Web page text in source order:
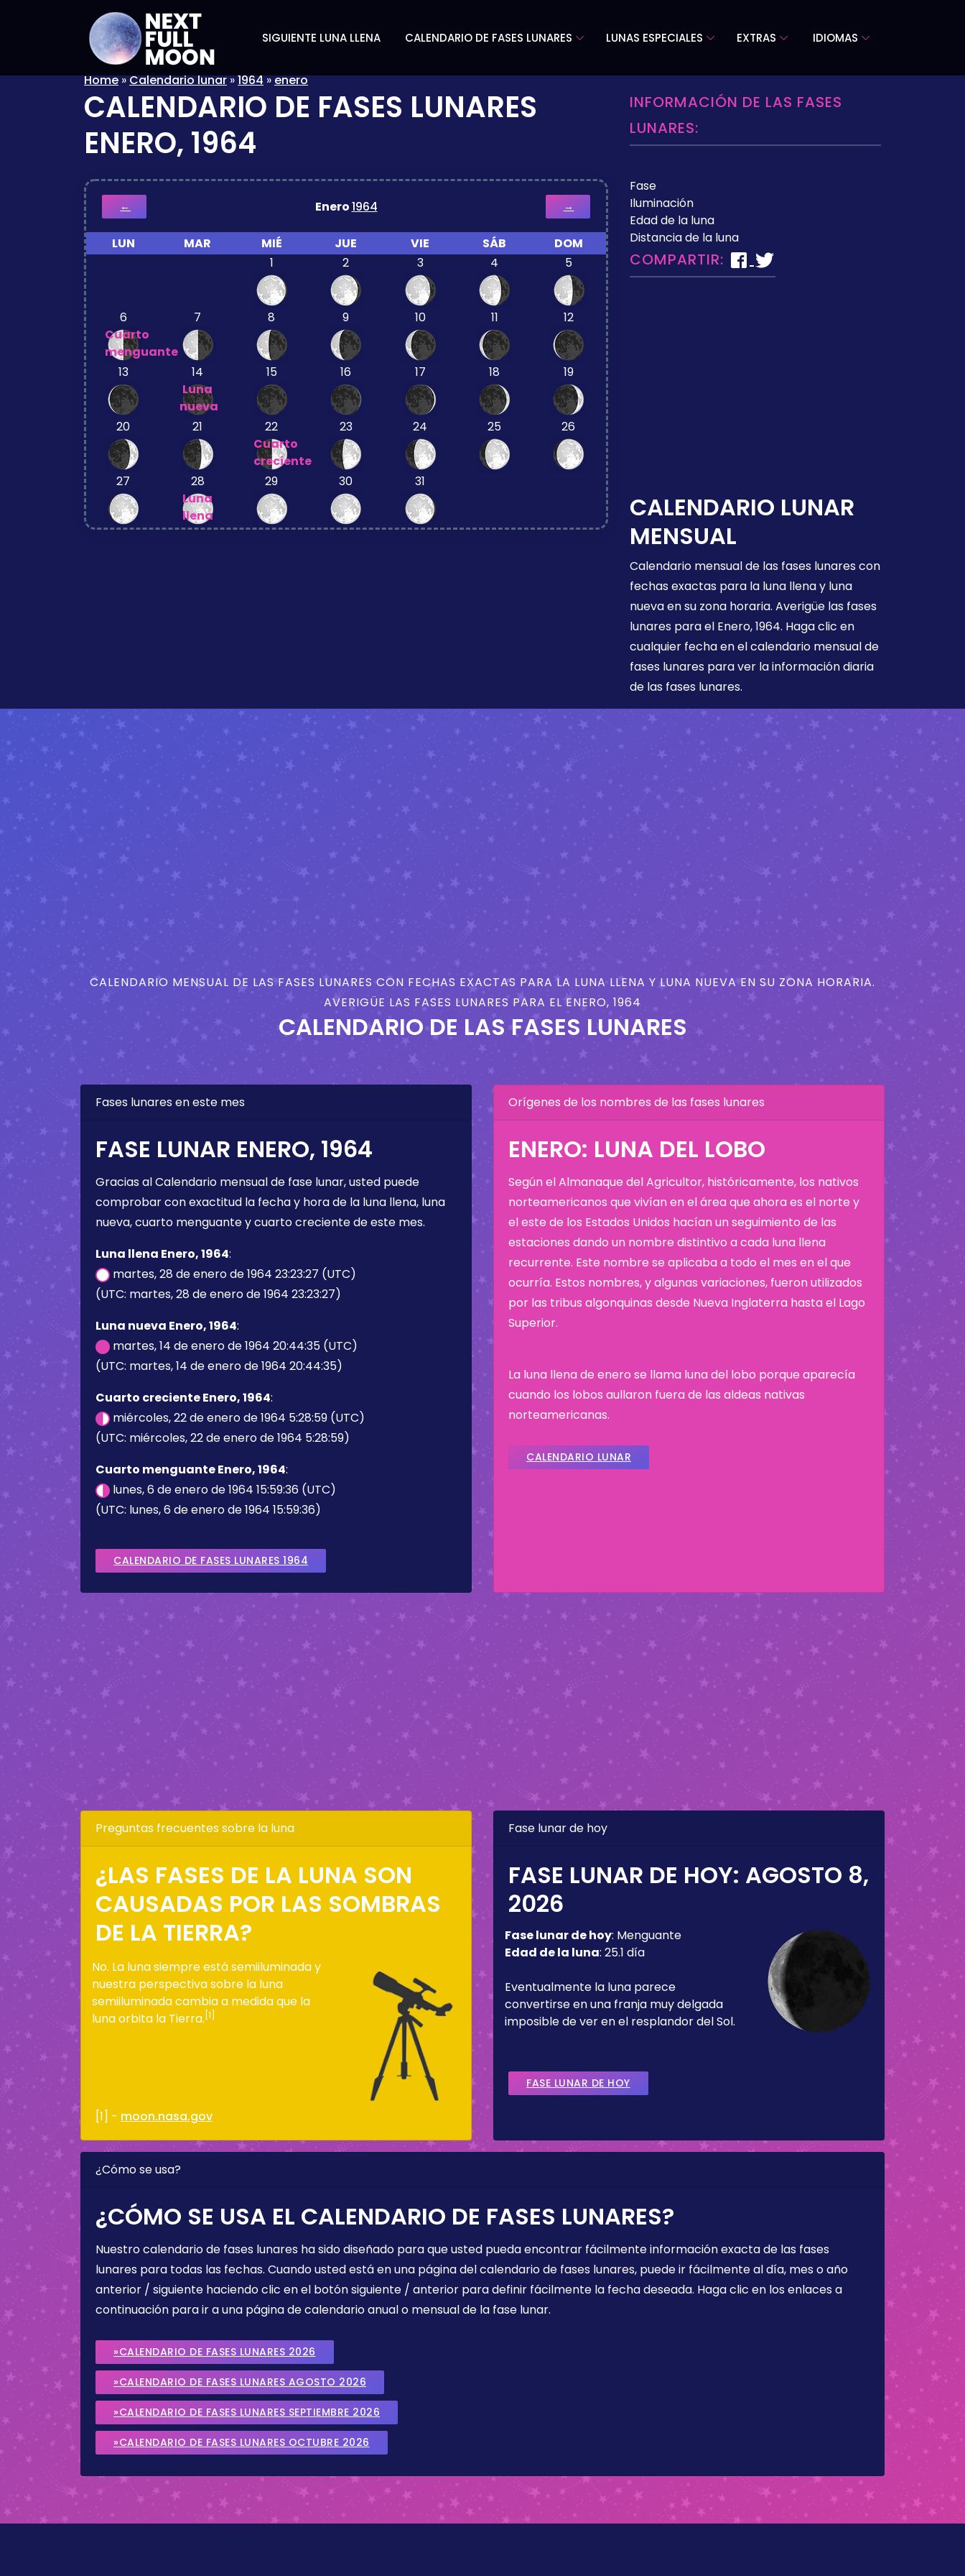
SIGUIENTE LUNA LLENA CALENDARIO DE FASES LUNARES LUNAS ESPECIALES EXTRAS IDIOMAS
Home»Calendario lunar»1964»enero
CALENDARIO DE FASES LUNARES
ENERO, 1964
← Enero1964 →
LUN MAR MIÉ JUE VIE SÁB
DOM
1
2 3 4 5
6
Cuarto
menguante
7 8 9 10 11 12
13
14
Luna
nueva
15 16 17 18 19
20 21
22
Cuarto
creciente
23 24 25 26
27
28
Luna
llena
29 30 31
INFORMACIÓN DE LAS FASES
LUNARES:
Fase
Iluminación
Edad de la luna
Distancia de la luna
COMPARTIR:
CALENDARIO LUNAR
MENSUAL
Calendario mensual de las fases lunares con
fechas exactas para la luna llena y luna
nueva en su zona horaria. Averigüe las fases
lunares para el Enero, 1964. Haga clic en
cualquier fecha en el calendario mensual de
fases lunares para ver la información diaria
de las fases lunares.
CALENDARIO MENSUAL DE LAS FASES LUNARES CON FECHAS EXACTAS PARA LA LUNA LLENA Y LUNA NUEVA EN SU ZONA HORARIA.
AVERIGÜE LAS FASES LUNARES PARA EL ENERO, 1964
CALENDARIO DE LAS FASES LUNARES
Fases lunares en este mes
FASE LUNAR ENERO, 1964
Gracias al Calendario mensual de fase lunar, usted puede
comprobar con exactitud la fecha y hora de la luna llena, luna
nueva, cuarto menguante y cuarto creciente de este mes.
Luna llena Enero, 1964:
martes, 28 de enero de 1964 23:23:27 (UTC)
(UTC: martes, 28 de enero de 1964 23:23:27)
Luna nueva Enero, 1964:
martes, 14 de enero de 1964 20:44:35 (UTC)
(UTC: martes, 14 de enero de 1964 20:44:35)
Cuarto creciente Enero, 1964:
miércoles, 22 de enero de 1964 5:28:59 (UTC)
(UTC: miércoles, 22 de enero de 1964 5:28:59)
Cuarto menguante Enero, 1964:
lunes, 6 de enero de 1964 15:59:36 (UTC)
(UTC: lunes, 6 de enero de 1964 15:59:36)
CALENDARIO DE FASES LUNARES 1964
Orígenes de los nombres de las fases lunares
ENERO: LUNA DEL LOBO
Según el Almanaque del Agricultor, históricamente, los nativos
norteamericanos que vivían en el área que ahora es el norte y
el este de los Estados Unidos hacían un seguimiento de las
estaciones dando un nombre distintivo a cada luna llena
recurrente. Este nombre se aplicaba a todo el mes en el que
ocurría. Estos nombres, y algunas variaciones, fueron utilizados
por las tribus algonquinas desde Nueva Inglaterra hasta el Lago
Superior.
La luna llena de enero se llama luna del lobo porque aparecía
cuando los lobos aullaron fuera de las aldeas nativas
norteamericanas.
CALENDARIO LUNAR
Preguntas frecuentes sobre la luna
¿LAS FASES DE LA LUNA SON
CAUSADAS POR LAS SOMBRAS
DE LA TIERRA?
No. La luna siempre está semiiluminada y
nuestra perspectiva sobre la luna
semiiluminada cambia a medida que la
luna orbita la Tierra. [1]
[1] - moon.nasa.gov
Fase lunar de hoy
FASE LUNAR DE HOY: AGOSTO 8,
2026
Fase lunar de hoy: Menguante
Edad de la luna: 25.1 día
Eventualmente la luna parece
convertirse en una franja muy delgada
imposible de ver en el resplandor del Sol.
FASE LUNAR DE HOY
¿Cómo se usa?
¿CÓMO SE USA EL CALENDARIO DE FASES LUNARES?
Nuestro calendario de fases lunares ha sido diseñado para que usted pueda encontrar fácilmente información exacta de las fases
lunares para todas las fechas. Cuando usted está en una página del calendario de fases lunares, puede ir fácilmente al día, mes o año
anterior / siguiente haciendo clic en el botón siguiente / anterior para definir fácilmente la fecha deseada. Haga clic en los enlaces a
continuación para ir a una página de calendario anual o mensual de la fase lunar.
»CALENDARIO DE FASES LUNARES 2026
»CALENDARIO DE FASES LUNARES AGOSTO 2026
»CALENDARIO DE FASES LUNARES SEPTIEMBRE 2026
»CALENDARIO DE FASES LUNARES OCTUBRE 2026